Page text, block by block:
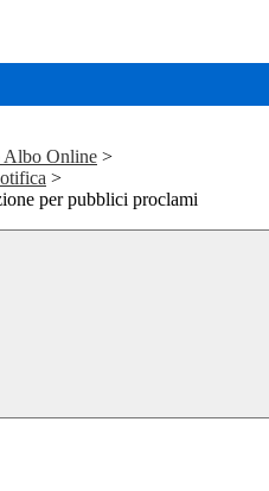
Online >
>
per pubblici proclami